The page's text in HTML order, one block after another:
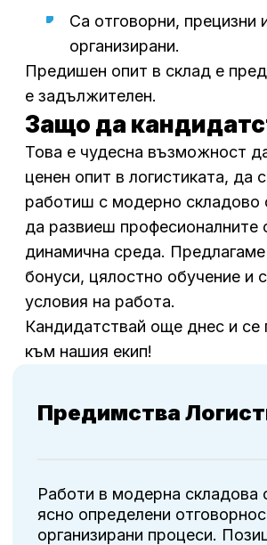
Са отговорни, прецизни
организирани.
Предишен опит в склад е
е задължителен.
Защо да
Това е чудесна възможност
ценен опит в логистиката, да
работиш с модерно складово
да развиеш професионалните
динамична среда. Предлагаме
бонуси, цялостно обучение и
условия на работа.
Кандидатствай още днес и се
към нашия екип!
Предимства
Работи в модерна складова
ясно определени
организирани процеси.